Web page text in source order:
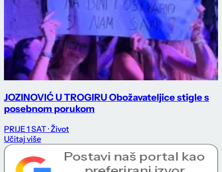
JOZINOVIĆ U TROGIRU Obožavateljice stigle s
posebnom porukom
PRIJE 1 SAT · Život
Učitaj više